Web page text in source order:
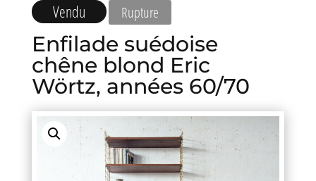
Vendu Rupture
Enfilade suédoise
chêne blond Eric
Wörtz, années 60/70